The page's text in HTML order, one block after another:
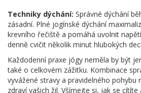
Techniky dýchání: Správné dýchání
zásadní. Plné jogínské dýchání
krevního řečiště a pomáhá uvolnit
denně cvičit několik minut hlubokých
Každodenní praxe jógy neměla by být
také o celkovém zážitku. Kombinace
vyvážené stravy a pravidelného pohybu
zdraví vašich žil. Všímejte si, jak se